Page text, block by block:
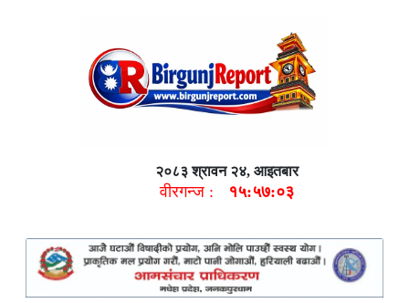
२०८३ श्रावन २४, आइतबार
वीरगन्ज : १५:५७:०४